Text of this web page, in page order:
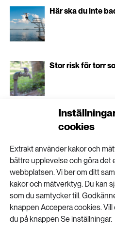
cookies
Extrakt använder kakor och
bättre upplevelse och göra det
webbplatsen. Vi ber om ditt
kakor och mätverktyg. Du kan
som du samtycker till.
knappen Accepera cookies.
du på knappen Se inställningar.
Här ska du inte
Stor risk för torr
Två nya
plattmask
BIOLOGISK MÅNGFALD